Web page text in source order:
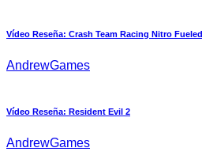
Vídeo Reseña: Crash Team Racing Nitro Fueled
AndrewGames
Vídeo Reseña: Resident Evil 2
AndrewGames